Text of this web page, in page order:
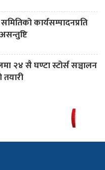
कार्यसम्पादनप्रति
२४ सै घण्टा स्टोर्स सञ्चालन